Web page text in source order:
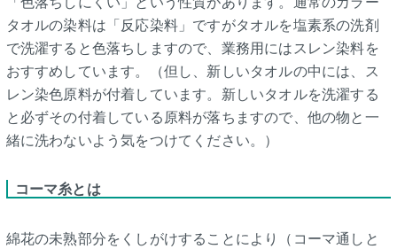
タオルの染料は「反応染料」ですがタオルを塩素系の洗剤
で洗濯すると色落ちしますので、業務用にはスレン染料を
おすすめしています。（但し、新しいタオルの中には、ス
レン染色原料が付着しています。新しいタオルを洗濯する
と必ずその付着している原料が落ちますので、他の物と一
緒に洗わないよう気をつけてください。）
コーマ糸とは
綿花の未熟部分をくしがけすることにより（コーマ通しと